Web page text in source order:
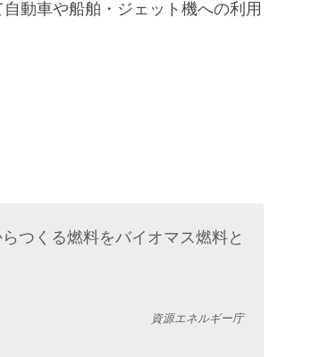
動車や船舶・ジェット機への利用
つくる燃料をバイオマス燃料と
資源エネルギー庁